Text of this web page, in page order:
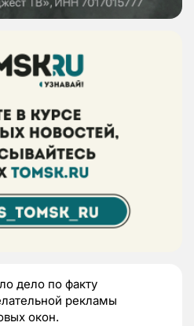
дело по факту
рекламы
окон.